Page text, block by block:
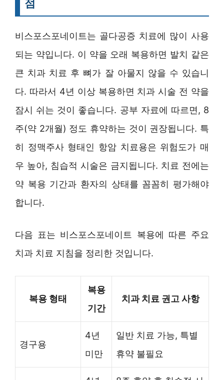
점
비스포스포네이트는 골다공증 치료에 많이 사용
되는 약입니다. 이 약을 오래 복용하면 발치 같은
큰 치과 치료 후 뼈가 잘 아물지 않을 수 있습니
다. 따라서 4년 이상 복용하면 치과 시술 전 약을
잠시 쉬는 것이 좋습니다. 공부 자료에 따르면, 8
주(약 2개월) 정도 휴약하는 것이 권장됩니다. 특
히 정맥주사 형태인 항암 치료용은 위험도가 매
우 높아, 침습적 시술은 금지됩니다. 치료 전에는
약 복용 기간과 환자의 상태를 꼼꼼히 평가해야
합니다.
다음 표는 비스포스포네이트 복용에 따른 주요
치과 치료 지침을 정리한 것입니다.
복용 형태
복용
기간
치과 치료 권고 사항
경구용
4년
미만
일반 치료 가능, 특별
휴약 불필요